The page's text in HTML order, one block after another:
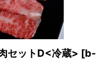
セットD<冷蔵> [b-